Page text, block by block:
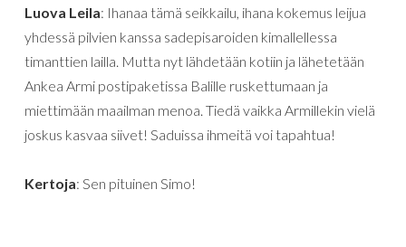
Luova Leila: Ihanaa tämä seikkailu, ihana kokemus leijua
yhdessä pilvien kanssa sadepisaroiden kimallellessa
timanttien lailla. Mutta nyt lähdetään kotiin ja lähetetään
Ankea Armi postipaketissa Balille ruskettumaan ja
miettimään maailman menoa. Tiedä vaikka Armillekin vielä
joskus kasvaa siivet! Saduissa ihmeitä voi tapahtua!
Kertoja: Sen pituinen Simo!